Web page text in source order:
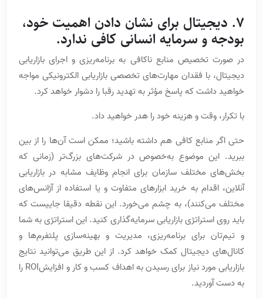
7. دیجیتال برای نشان دادن اهمیت خود،
بودجه و سرمایه انسانی کافی ندارد.
در صورت تخصیص منابع ناکافی به برنامه‌ریزی و اجرای بازاریابی
دیجیتال، با فقدان مهارت‌های تخصصی بازاریابی الکترونیکی مواجه
خواهید داشت که پاسخ مؤثر به تهدید رقبا را دشوار خواهد کرد.
با تکرار، وقت و هزینه خود را هدر خواهید داد.
حتی اگر منابع کافی هم داشته باشید؛ ممکن است آن‌ها را از بین
ببرید. این موضوع به‌خصوص در شرکت‌های بزرگ‌تر (زمانی که
بخش‌های مختلف سازمان برای انجام وظایف مشابه در بازاریابی
آنلاین، اقدام به خرید ابزارهای متفاوت و یا استفاده از آژانس‌های
مختلف می‌کنند)، به چشم می‌خورد. این نقطه دقیقا جاییست که
باید روی استراتژی بازاریابی سرمایه‌گذاری کنید. این استراتژی به شما
و تیم‌تان برای برنامه‌ریزی، مدیریت و بهینه‌سازی پلتفرم‌ها و
کانال‌های دیجیتال کمک خواهد کرد. از این طریق می‌توانید نتایج
بازاریابی مورد نیاز برای رسیدن به اهداف کسب و کار و افزایشROI را
به دست آوردید.